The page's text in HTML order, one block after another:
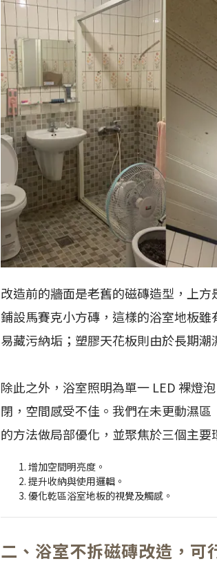
改造前的牆面是老舊的磁磚造型，上
鋪設馬賽克小方磚，這樣的浴室地板
易藏污納垢；塑膠天花板則由於長期
除此之外，浴室照明為單一 LED 裸燈
閉，空間感受不佳。我們在未更動濕
的方法做局部優化，並聚焦於三個主要
增加空間明亮度。
提升收納與使用邏輯。
優化乾區浴室地板的視覺及觸感。
二、浴室不拆磁磚改造，可